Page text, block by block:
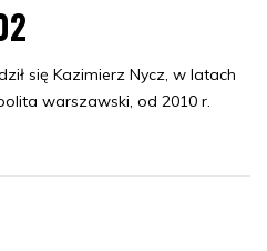
się Kazimierz Nycz, w latach
warszawski, od 2010 r.